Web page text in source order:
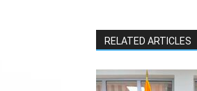
RELATED ARTICLES